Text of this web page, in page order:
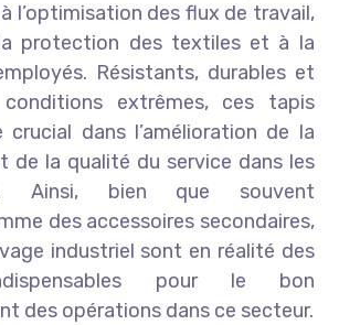
l’optimisation des flux de travail,
protection des textiles et à la
Résistants, durables et
extrêmes, ces tapis
dans l’amélioration de la
de la qualité du service dans les
Ainsi, bien que souvent
des accessoires secondaires,
industriel sont en réalité des
pour le bon
des opérations dans ce secteur.